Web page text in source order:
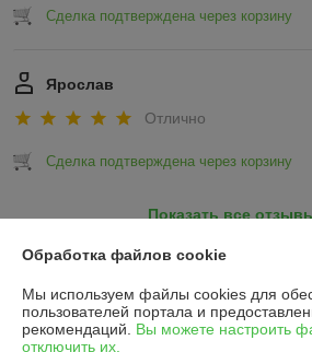
Сделка подтверждена через корзину
Ярослав
Отлично
Сделка подтверждена через корзину
Показать все
О нас
Контакты
Обработка файлов cookie
Мы используем файлы cookies для
пользователей портала и
рекомендаций. Вы можете настроить
отключить их.